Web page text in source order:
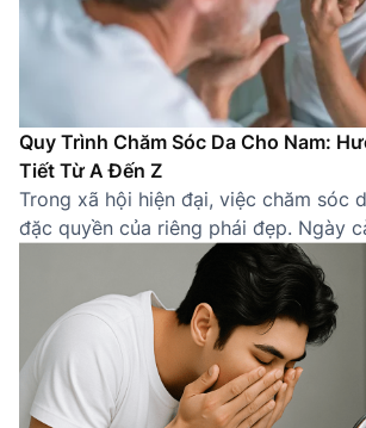
Quy Trình Chăm Sóc Da Cho Nam:
Tiết Từ A Đến Z
Trong xã hội hiện đại, việc chăm sóc
đặc quyền của riêng phái đẹp. Ngày
giới nhận thức được tầm quan trọng
một làn da khỏe mạnh, sạch sẽ. Một
sóc da cho nam đúng cách không chỉ
[…]